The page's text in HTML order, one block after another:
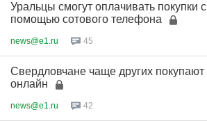
Уральцы смогут оплачивать покупки с
помощью сотового телефона
news@e1.ru 45
Свердловчане чаще других покупают
онлайн
news@e1.ru 42